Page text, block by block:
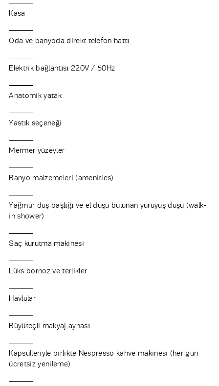
Kasa
Oda ve banyoda direkt telefon hattı
Elektrik bağlantısı 220V / 50Hz
Anatomik yatak
Yastık seçeneği
Mermer yüzeyler
Banyo malzemeleri (amenities)
Yağmur duş başlığı ve el duşu bulunan yürüyüş duşu (walk-
in shower)
Saç kurutma makinesi
Lüks bornoz ve terlikler
Havlular
Büyüteçli makyaj aynası
Kapsülleriyle birlikte Nespresso kahve makinesi (her gün
ücretsiz yenileme)